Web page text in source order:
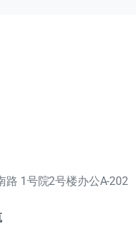
路 1号院2号楼办公A-202